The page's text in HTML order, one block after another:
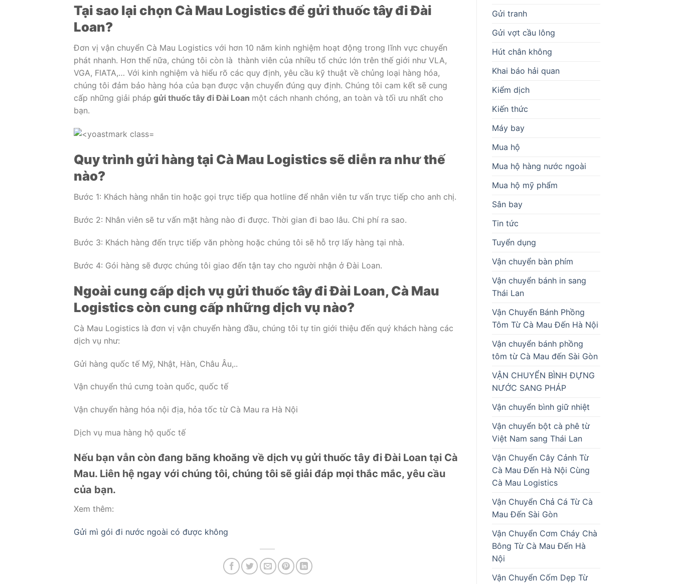
Tại sao lại chọn Cà Mau Logistics để gửi thuốc tây đi Đài
Loan?
Đơn vị vận chuyển Cà Mau Logistics với hơn 10 năm kinh nghiệm hoạt động trong lĩnh vực chuyển
phát nhanh. Hơn thế nữa, chúng tôi còn là thành viên của nhiều tổ chức lớn trên thế giới như VLA,
VGA, FIATA,… Với kinh nghiệm và hiểu rõ các quy định, yêu cầu kỹ thuật về chủng loại hàng hóa,
chúng tôi đảm bảo hàng hóa của bạn được vận chuyển đúng quy định. Chúng tôi cam kết sẽ cung
cấp những giải pháp gửi thuốc tây đi Đài Loan một cách nhanh chóng, an toàn và tối ưu nhất cho
bạn.
Quy trình gửi hàng tại Cà Mau Logistics sẽ diễn ra như thế
nào?
Bước 1: Khách hàng nhắn tin hoặc gọi trực tiếp qua hotline để nhân viên tư vấn trực tiếp cho anh chị.
Bước 2: Nhân viên sẽ tư vấn mặt hàng nào đi được. Thời gian đi bao lâu. Chi phí ra sao.
Bước 3: Khách hàng đến trực tiếp văn phòng hoặc chúng tôi sẽ hỗ trợ lấy hàng tại nhà.
Bước 4: Gói hàng sẽ được chúng tôi giao đến tận tay cho người nhận ở Đài Loan.
Ngoài cung cấp dịch vụ gửi thuốc tây đi Đài Loan, Cà Mau
Logistics còn cung cấp những dịch vụ nào?
Cà Mau Logistics là đơn vị vận chuyển hàng đầu, chúng tôi tự tin giới thiệu đến quý khách hàng các
dịch vụ như:
Gửi hàng quốc tế Mỹ, Nhật, Hàn, Châu Âu,..
Vận chuyển thú cưng toàn quốc, quốc tế
Vận chuyển hàng hóa nội địa, hỏa tốc từ Cà Mau ra Hà Nội
Dịch vụ mua hàng hộ quốc tế
Nếu bạn vẫn còn đang băng khoăng về dịch vụ gửi thuốc tây đi Đài Loan tại Cà
Mau. Liên hệ ngay với chúng tôi, chúng tôi sẽ giải đáp mọi thắc mắc, yêu cầu
của bạn.
Xem thêm:
Gửi mì gói đi nước ngoài có được không
Gửi tranh
Gửi vợt cầu lông
Hút chân không
Khai báo hải quan
Kiểm dịch
Kiến thức
Máy bay
Mua hộ
Mua hộ hàng nước ngoài
Mua hộ mỹ phẩm
Sân bay
Tin tức
Tuyển dụng
Vận chuyển bàn phím
Vận chuyển bánh in sang
Thái Lan
Vận Chuyển Bánh Phồng
Tôm Từ Cà Mau Đến Hà Nội
Vận chuyển bánh phồng
tôm từ Cà Mau đến Sài Gòn
VẬN CHUYỂN BÌNH ĐỰNG
NƯỚC SANG PHÁP
Vận chuyển bình giữ nhiệt
Vận chuyển bột cà phê từ
Việt Nam sang Thái Lan
Vận Chuyển Cây Cảnh Từ
Cà Mau Đến Hà Nội Cùng
Cà Mau Logistics
Vận Chuyển Chả Cá Từ Cà
Mau Đến Sài Gòn
Vận Chuyển Cơm Cháy Chà
Bông Từ Cà Mau Đến Hà
Nội
Vận Chuyển Cốm Dẹp Từ